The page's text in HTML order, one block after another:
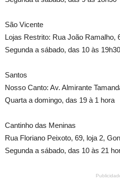
São Vicente
Lojas Restrito: Rua João Ramalho,
Segunda a sábado, das 10 às 19h30
Santos
Nosso Canto: Av. Almirante
Quarta a domingo, das 19 à 1 hora
Cantinho das Meninas
Rua Floriano Peixoto, 69, loja 2,
Segunda a sábado, das 10 às 21